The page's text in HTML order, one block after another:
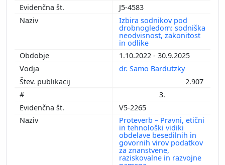
J5-4583
Izbira sodnikov pod
drobnogledom: sodniška
neodvisnost, zakonitost
in odlike
1.10.2022 - 30.9.2025
dr. Samo Bardutzky
2.907
3.
V5-2265
Proteverb – Pravni, etični
in tehnološki vidiki
obdelave besedilnih in
govornih virov podatkov
za znanstvene,
raziskovalne in razvojne